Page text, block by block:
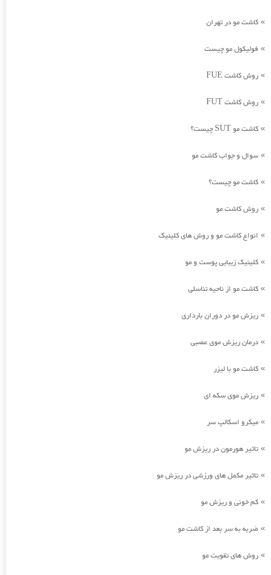
» کاشت مو در تهران
» فولیکول مو چیست
» روش کاشت FUE
» روش کاشت FUT
» کاشت مو SUT چیست؟
» سوال و جواب کاشت مو
» کاشت مو چیست؟
» روش کاشت مو
» انواع کاشت مو و روش های کلینیک
» کلینیک زیبایی پوست و مو
» کاشت مو از ناحیه تناسلی
» ریزش مو در دوران بارداری
» درمان ریزش موی عصبی
» کاشت مو با لیزر
» ریزش موی سکه ای
» میکرو اسکالپ سر
» تاثیر هورمون در ریزش مو
» تاثیر مکمل های ورزشی در ریزش مو
» کم خونی و ریزش مو
» ضربه به سر بعد از کاشت مو
» روش های تقویت مو